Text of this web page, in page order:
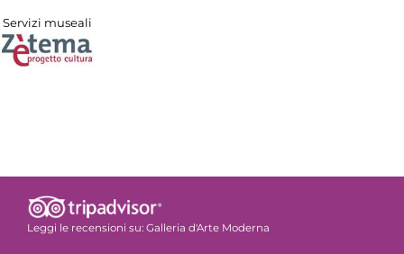
Servizi museali
Leggi le recensioni su: Galleria d'Arte Moderna